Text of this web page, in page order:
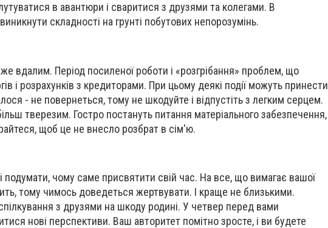
в авантюри і сваритися з друзями та колегами. В
складності на грунті побутових непорозумінь.
вдалим. Період посиленої роботи і «розгрібання» проблем, що
і розрахунків з кредиторами. При цьому деякі події можуть принести
- не повернеться, тому не шкодуйте і відпустіть з легким серцем.
тверезим. Гостро постануть питання матеріального забезпечення,
щоб це не внесло розбрат в сім'ю.
подумати, чому саме присвятити свій час. На все, що вимагає вашої
тому чимось доведеться жертвувати. І краще не близькими.
з друзями на шкоду родині. У четвер перед вами
нові перспективи. Ваш авторитет помітно зросте, і ви будете